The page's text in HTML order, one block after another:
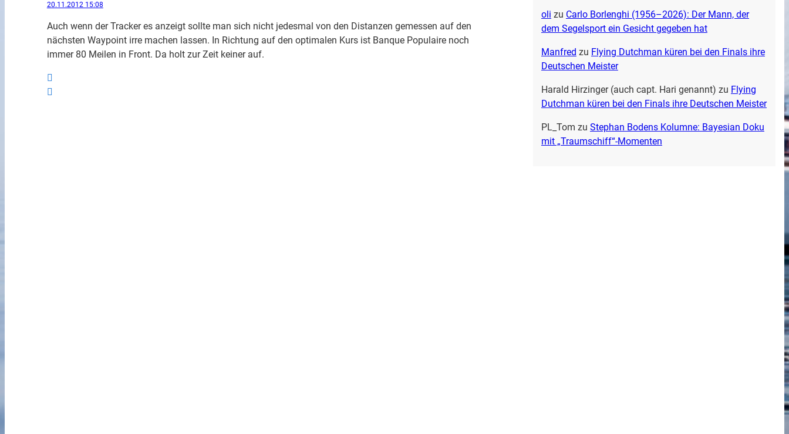
20.11.2012 15:08
Auch wenn der Tracker es anzeigt sollte man sich nicht jedesmal von den Distanzen gemessen auf den
nächsten Waypoint irre machen lassen. In Richtung auf den optimalen Kurs ist Banque Populaire noch
immer 80 Meilen in Front. Da holt zur Zeit keiner auf.
oli zu Carlo Borlenghi (1956–2026): Der Mann, der
dem Segelsport ein Gesicht gegeben hat
Manfred zu Flying Dutchman küren bei den Finals ihre
Deutschen Meister
Harald Hirzinger (auch capt. Hari genannt) zu Flying
Dutchman küren bei den Finals ihre Deutschen Meister
PL_Tom zu Stephan Bodens Kolumne: Bayesian Doku
mit „Traumschiff“-Momenten